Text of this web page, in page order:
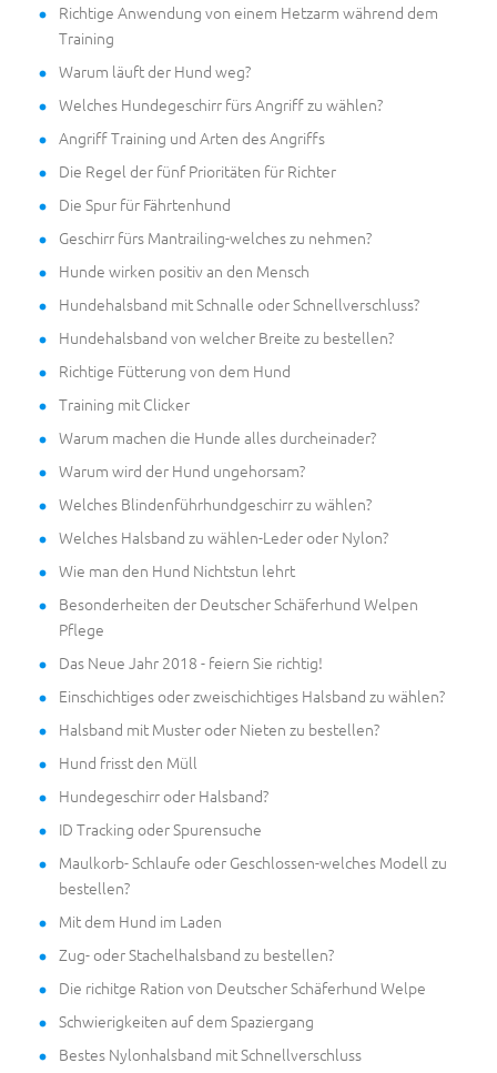
Richtige Anwendung von einem Hetzarm während dem
Training
Warum läuft der Hund weg?
Welches Hundegeschirr fürs Angriff zu wählen?
Angriff Training und Arten des Angriffs
Die Regel der fünf Prioritäten für Richter
Die Spur für Fährtenhund
Geschirr fürs Mantrailing-welches zu nehmen?
Hunde wirken positiv an den Mensch
Hundehalsband mit Schnalle oder Schnellverschluss?
Hundehalsband von welcher Breite zu bestellen?
Richtige Fütterung von dem Hund
Training mit Clicker
Warum machen die Hunde alles durcheinader?
Warum wird der Hund ungehorsam?
Welches Blindenführhundgeschirr zu wählen?
Welches Halsband zu wählen-Leder oder Nylon?
Wie man den Hund Nichtstun lehrt
Besonderheiten der Deutscher Schäferhund Welpen
Pflege
Das Neue Jahr 2018 - feiern Sie richtig!
Einschichtiges oder zweischichtiges Halsband zu wählen?
Halsband mit Muster oder Nieten zu bestellen?
Hund frisst den Müll
Hundegeschirr oder Halsband?
ID Tracking oder Spurensuche
Maulkorb- Schlaufe oder Geschlossen-welches Modell zu
bestellen?
Mit dem Hund im Laden
Zug- oder Stachelhalsband zu bestellen?
Die richitge Ration von Deutscher Schäferhund Welpe
Schwierigkeiten auf dem Spaziergang
Bestes Nylonhalsband mit Schnellverschluss